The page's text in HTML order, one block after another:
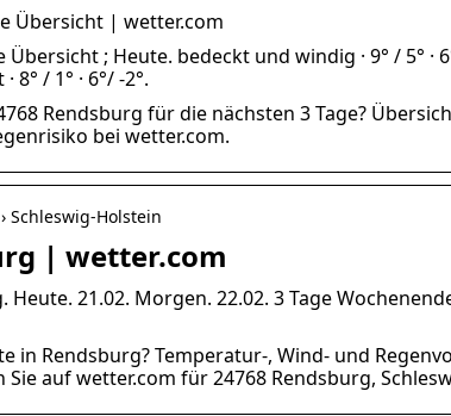
Übersicht | wetter.com
; Heute. bedeckt und windig · 9° / 5° ·
8° / 1° · 6°/ -2°.
Rendsburg für die nächsten 3 Tage?
bei wetter.com.
Schleswig-Holstein
| wetter.com
21.02. Morgen. 22.02. 3 Tage
in Rendsburg? Temperatur-, Wind- und
auf wetter.com für 24768 Rendsburg,